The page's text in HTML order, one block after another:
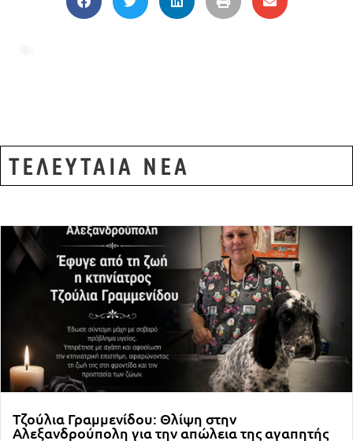
ΤΕΛΕΥΤΑΙΑ ΝΕΑ
Τζούλια Γραμμενίδου: Θλίψη στην
Αλεξανδρούπολη για την απώλεια της αγαπητής